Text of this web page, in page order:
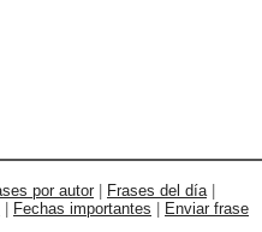
por autor Frases del día|
Fechas importantes Enviar frase